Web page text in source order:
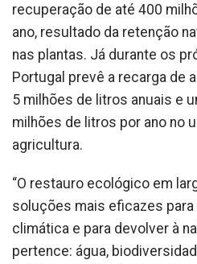
recuperação de até 400
ano, resultado da retenção
nas plantas. Já durante os
Portugal prevê a recarga de
5 milhões de litros anuais e
milhões de litros por ano no
agricultura.
“O restauro ecológico em
soluções mais eficazes
climática e para devolver à
pertence: água,